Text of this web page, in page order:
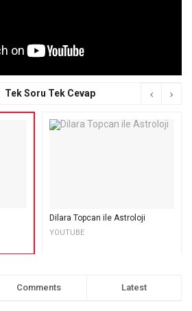
Tek Soru Tek Cevap
Dilara Topcan ile Astroloji
YOUTUBE
Comments Latest